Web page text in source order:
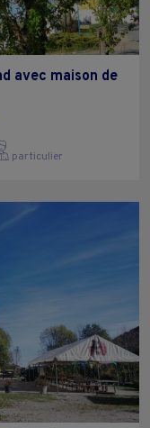
avec maison de
particulier